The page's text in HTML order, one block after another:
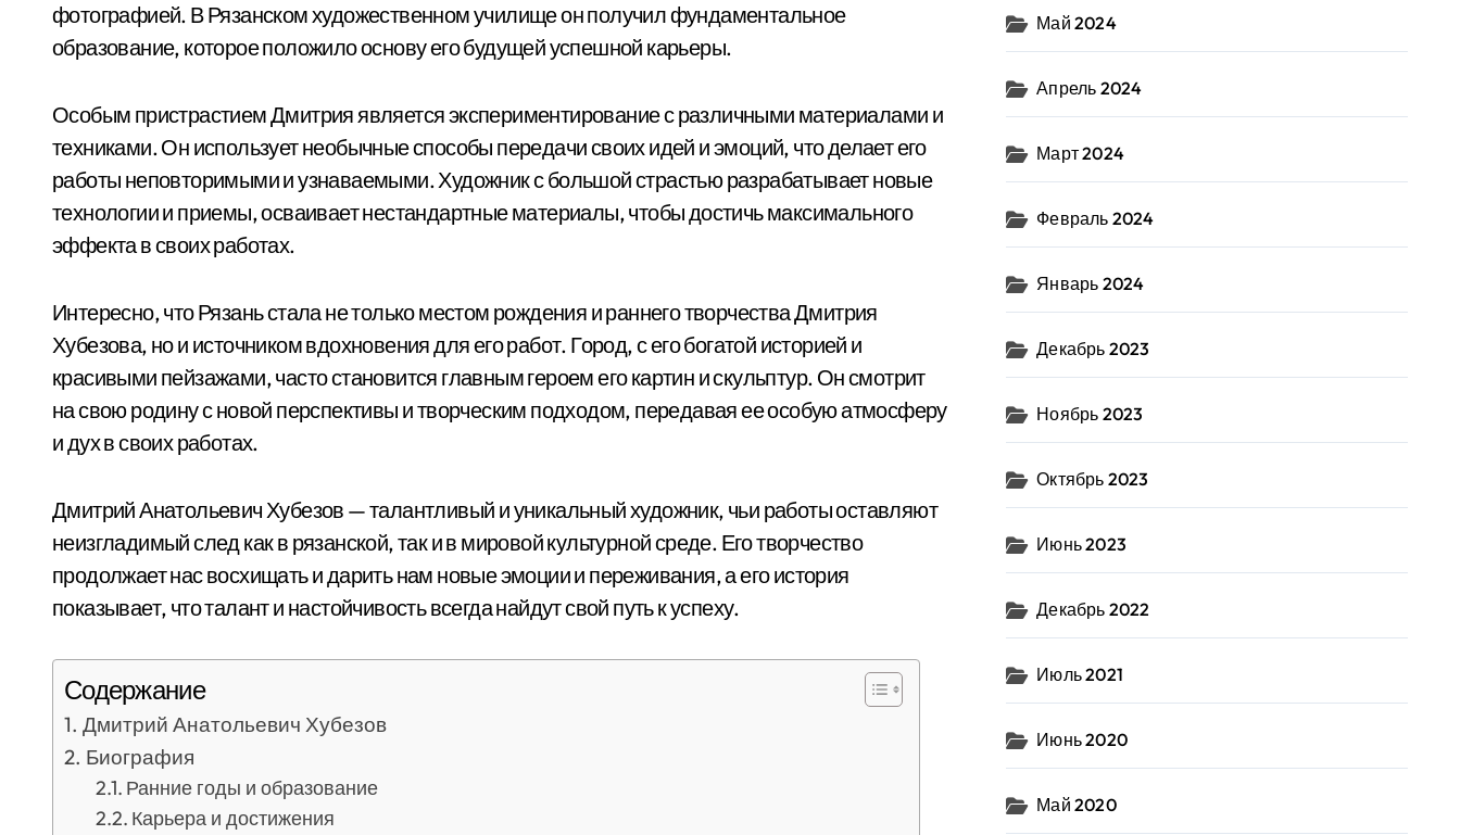
фотографией. В Рязанском художественном училище он получил фундаментальное
образование, которое положило основу его будущей успешной карьеры.
Особым пристрастием Дмитрия является экспериментирование с различными материалами и
техниками. Он использует необычные способы передачи своих идей и эмоций, что делает его
работы неповторимыми и узнаваемыми. Художник с большой страстью разрабатывает новые
технологии и приемы, осваивает нестандартные материалы, чтобы достичь максимального
эффекта в своих работах.
Интересно, что Рязань стала не только местом рождения и раннего творчества Дмитрия
Хубезова, но и источником вдохновения для его работ. Город, с его богатой историей и
красивыми пейзажами, часто становится главным героем его картин и скульптур. Он смотрит
на свою родину с новой перспективы и творческим подходом, передавая ее особую атмосферу
и дух в своих работах.
Дмитрий Анатольевич Хубезов — талантливый и уникальный художник, чьи работы оставляют
неизгладимый след как в рязанской, так и в мировой культурной среде. Его творчество
продолжает нас восхищать и дарить нам новые эмоции и переживания, а его история
показывает, что талант и настойчивость всегда найдут свой путь к успеху.
Содержание
Дмитрий Анатольевич Хубезов
Биография
Ранние годы и образование
Карьера и достижения
Май 2024
Апрель 2024
Март 2024
Февраль 2024
Январь 2024
Декабрь 2023
Ноябрь 2023
Октябрь 2023
Июнь 2023
Декабрь 2022
Июль 2021
Июнь 2020
Май 2020